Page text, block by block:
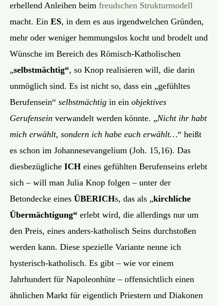
erhellend Anleihen beim freudschen Strukturmodell
macht. Ein ES, in dem es aus irgendwelchen Gründen,
mehr oder weniger hemmungslos kocht und brodelt und
Wünsche im Bereich des Römisch-Katholischen
„selbstmächtig“, so Knop realisieren will, die darin
unmöglich sind. Es ist nicht so, dass ein „gefühltes
Berufensein“ selbstmächtig in ein objektives
Gerufensein verwandelt werden könnte. „Nicht ihr habt
mich erwählt, sondern ich habe euch erwählt…“ heißt
es schon im Johannesevangelium (Joh. 15,16). Das
diesbezügliche ICH eines gefühlten Berufenseins erlebt
sich – will man Julia Knop folgen – unter der
Betondecke eines ÜBERICHs, das als „kirchliche
Übermächtigung“ erlebt wird, die allerdings nur um
den Preis, eines anders-katholisch Seins durchstoßen
werden kann. Diese spezielle Variante nenne ich
hysterisch-katholisch. Es gibt – wie vor einem
Jahrhundert für Napoleonhüte – offensichtlich einen
ähnlichen Markt für eigentlich Priestern und Diakonen